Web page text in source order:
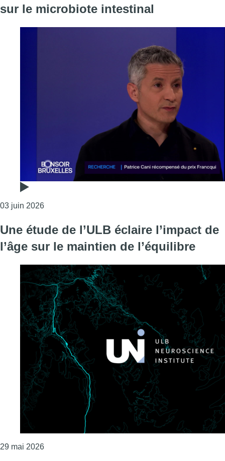
sur le microbiote intestinal
03 juin 2026Consulter l'article "Patrice Cani récompensé du
Une étude de l’ULB éclaire l’impact de
l’âge sur le maintien de l’équilibre
29 mai 2026Consulter l'article "Une étude de l’ULB éclaire